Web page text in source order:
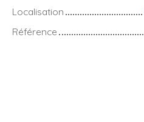
Localisation
Référence